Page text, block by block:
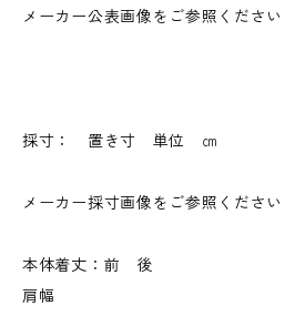
メーカー公表画像をご参照ください
採寸： 置き寸 単位 ㎝
メーカー採寸画像をご参照ください
本体着丈：前 後
肩幅